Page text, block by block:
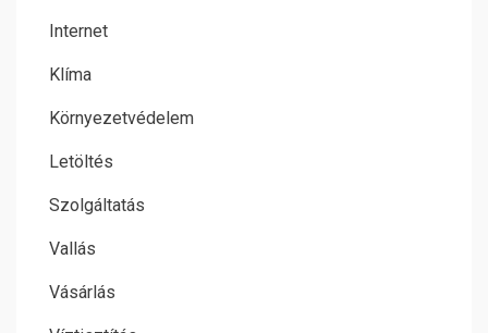
Internet
Klíma
Környezetvédelem
Letöltés
Szolgáltatás
Vallás
Vásárlás